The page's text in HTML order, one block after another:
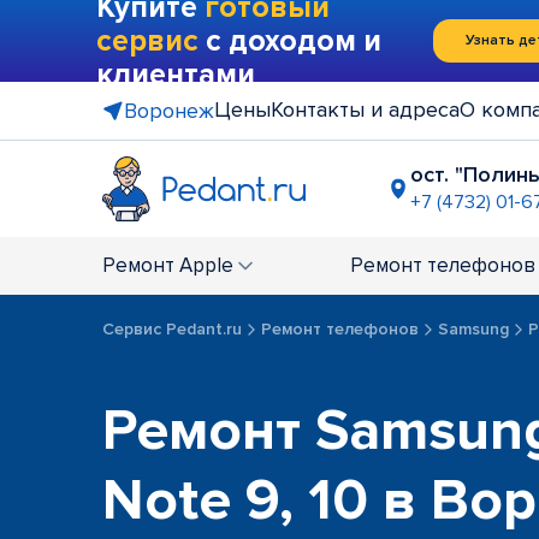
Купите готовый
сервис с доходом и
клиентами
Узнать
ВоронежЦеныКонтакты и адресаО
ост.
+7 (4732) 01-
+7 (4732)
ост.
+7 (4732)
Ремонт Apple Ремонт телефонов
Сервис Pedant.ru Ремонт телефонов Samsung
Ремонт
Note 9, 10 в